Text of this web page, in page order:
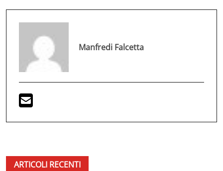
Manfredi Falcetta
ARTICOLI RECENTI